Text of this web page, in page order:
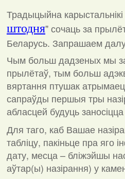
Традыцыйна
штодня"сочаць за
Беларусь. Запрашаем
Чым больш дадзеных мы
прылётаў, тым больш
вяртання птушак
сапраўды першыя тры
абласцей будуць заносіцца
Для таго, каб Вашае
табліцу, пакіньце пра яго
дату, месца – бліжэйшы
аўтар(ы) назірання) у